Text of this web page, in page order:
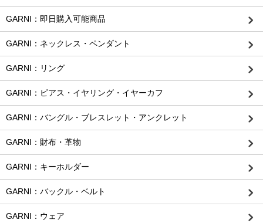
GARNI：即日購入可能商品
GARNI：ネックレス・ペンダント
GARNI：リング
GARNI：ピアス・イヤリング・イヤーカフ
GARNI：バングル・ブレスレット・アンクレット
GARNI：財布・革物
GARNI：キーホルダー
GARNI：バックル・ベルト
GARNI：ウェア